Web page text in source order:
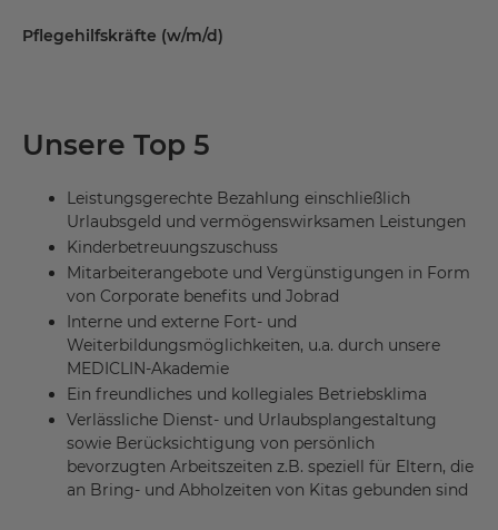
Pflegehilfskräfte (w/m/d)
Unsere Top 5
Leistungsgerechte Bezahlung einschließlich
Urlaubsgeld und vermögenswirksamen Leistungen
Kinderbetreuungszuschuss
Mitarbeiterangebote und Vergünstigungen in Form
von Corporate benefits und Jobrad
Interne und externe Fort- und
Weiterbildungsmöglichkeiten, u.a. durch unsere
MEDICLIN-Akademie
Ein freundliches und kollegiales Betriebsklima
Verlässliche Dienst- und Urlaubsplangestaltung
sowie Berücksichtigung von persönlich
bevorzugten Arbeitszeiten z.B. speziell für Eltern, die
an Bring- und Abholzeiten von Kitas gebunden sind